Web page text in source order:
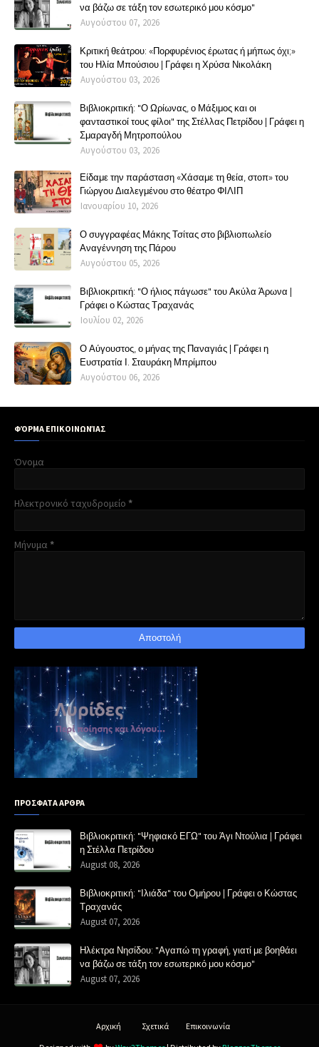
να βάζω σε τάξη τον εσωτερικό μου κόσμο"
Αυγούστου 07, 2026
Κριτική θεάτρου: «Πορφυρένιος έρωτας ή μήπως όχι;»
του Ηλία Μπούσιου | Γράφει η Χρύσα Νικολάκη
Αυγούστου 03, 2026
Βιβλιοκριτική: "Ο Ωρίωνας, ο Μάξιμος και οι
φανταστικοί τους φίλοι" της Στέλλας Πετρίδου | Γράφει η
Σμαραγδή Μητροπούλου
Αυγούστου 03, 2026
Είδαμε την παράσταση «Χάσαμε τη θεία, στοπ» του
Γιώργου Διαλεγμένου στο θέατρο ΦΙΛΙΠ
Ιανουαρίου 10, 2026
Ο συγγραφέας Μάκης Τσίτας στο βιβλιοπωλείο
Αναγέννηση της Πάρου
Αυγούστου 05, 2026
Βιβλιοκριτική: "Ο ήλιος πάγωσε" του Ακύλα Άρωνα |
Γράφει ο Κώστας Τραχανάς
Ιουλίου 02, 2026
Ο Αύγουστος, ο μήνας της Παναγιάς | Γράφει η
Ευστρατία Ι. Σταυράκη Μπρίμπου
Αυγούστου 06, 2026
ΦΌΡΜΑ ΕΠΙΚΟΙΝΩΝΊΑΣ
Όνομα
Ηλεκτρονικό ταχυδρομείο *
Μήνυμα *
ΠΡΟΣΦΑΤΑ ΑΡΘΡΑ
Βιβλιοκριτική: "Ψηφιακό ΕΓΩ" του Άγι Ντούλια | Γράφει
η Στέλλα Πετρίδου
August 08, 2026
Βιβλιοκριτική: "Ιλιάδα" του Ομήρου | Γράφει ο Κώστας
Τραχανάς
August 07, 2026
Ηλέκτρα Νησίδου: "Αγαπώ τη γραφή, γιατί με βοηθάει
να βάζω σε τάξη τον εσωτερικό μου κόσμο"
August 07, 2026
Αρχική Σχετικά
Επικοινωνία